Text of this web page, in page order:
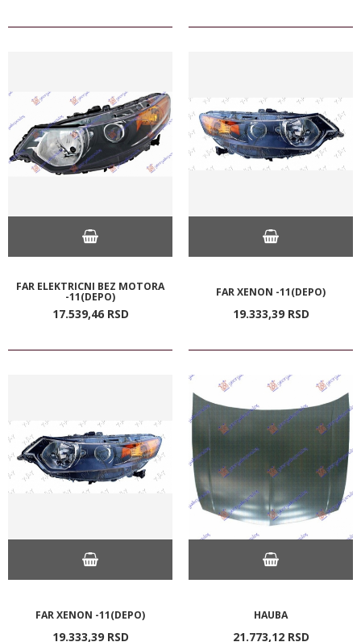
FAR ELEKTRICNI BEZ MOTORA
-11(DEPO)
17.539,46 RSD
FAR XENON -11(DEPO)
19.333,39 RSD
FAR XENON -11(DEPO)
19.333,39 RSD
HAUBA
21.773,12 RSD